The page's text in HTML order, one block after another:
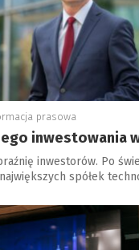
prasowa
inwestowania
inwestorów. Po
spółek